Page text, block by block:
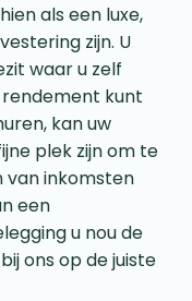
als een luxe,
zijn. U
waar u zelf
kunt
kan uw
plek zijn om te
van inkomsten
een
u nou de
ons op de juiste